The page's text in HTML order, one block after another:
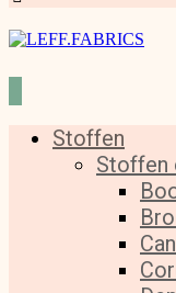
Stoffen
Stoffen